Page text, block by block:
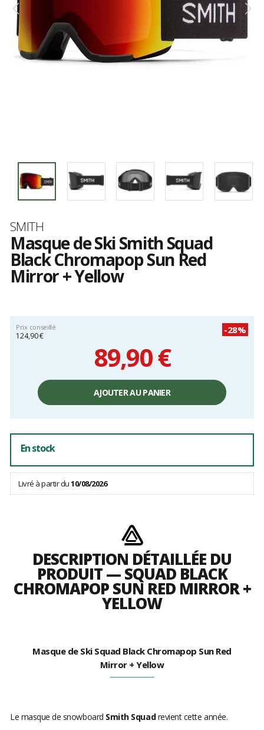
Marque
SMITH
Masque de Ski Smith Squad
Black Chromapop Sun Red
Mirror + Yellow
Prix conseillé
124,90 €
-28%
89,90 €
unitaire,
AJOUTER AU PANIER
En stock
Livré à partir du10/08/2026
DESCRIPTION DÉTAILLÉE DU
PRODUIT — SQUAD BLACK
CHROMAPOP SUN RED MIRROR +
YELLOW
Masque de Ski Squad Black Chromapop Sun Red
Mirror + Yellow
Le masque de snowboard Smith Squadrevient cette année.